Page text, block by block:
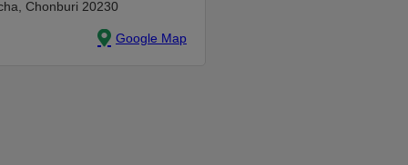
Chonburi 20230
Google Map